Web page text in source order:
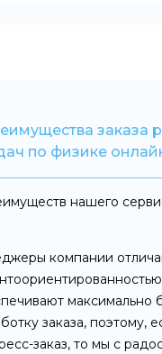
заказа
по физике
нашего
компании
максимально
заказа, поэтому,
заказ, то мы с